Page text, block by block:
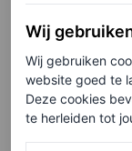
Wij
Wij gebruiken
website goed te
Deze cookies
te herleiden tot